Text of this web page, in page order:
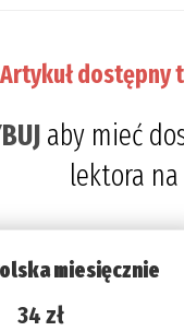
Artykuł
aby mieć
lektora
miesięcznie
34 zł